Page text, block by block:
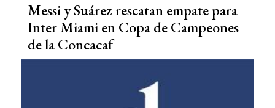
Messi y Suárez rescatan empate para
Inter Miami en Copa de Campeones
de la Concacaf